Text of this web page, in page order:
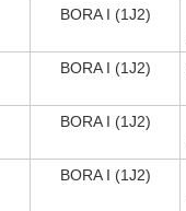
BORA I (1J2)
BORA I (1J2)
BORA I (1J2)
BORA I (1J2)